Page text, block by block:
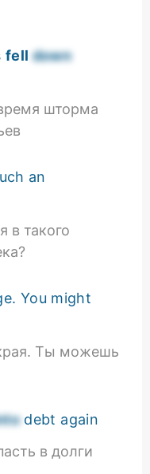
felldown
шторма
an
в такого
You might
Ты можешь
debt again
в долги